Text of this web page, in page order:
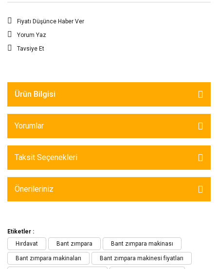
Fiyatı Düşünce Haber Ver
Yorum Yaz
Tavsiye Et
Ürün Bilgisi
Yorumlar
Taksit Seçenekleri
Önerileriniz
Etiketler :
Hırdavat
Bant zımpara Bant zımpara makinası
Bant zımpara makinaları Bant zımpara makinesi fiyatları